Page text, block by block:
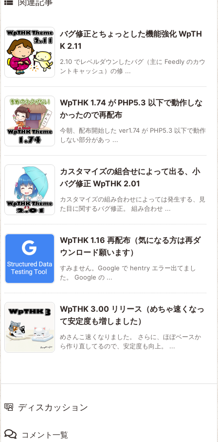
バグ修正とちょっとした機能強化 WpTH
K 2.11
2.10 でレベルダウンしたバグ（主に Feedly のカウ
ントキャッシュ）の修 ...
WpTHK 1.74 が PHP5.3 以下で動作しな
かったので再配布
今朝、配布開始した ver1.74 が PHP5.3 以下で動作
しない部分があっ ...
カスタマイズの組合せによって出る、小
バグ修正 WpTHK 2.01
カスタマイズの組み合わせによっては発生する、見
た目に関するバグ修正。 組み合わせ ...
WpTHK 1.16 再配布（気になる方は再ダ
ウンロード願います）
すみません。Google で hentry エラー出てまし
た。 Google の ...
WpTHK 3.00 リリース（めちゃ速くなっ
て安定度も増しました）
めさんこ速くなりました。 さらに、ほぼベースか
ら作り直してるので、安定度も向上。 ...
ディスカッション
コメント一覧